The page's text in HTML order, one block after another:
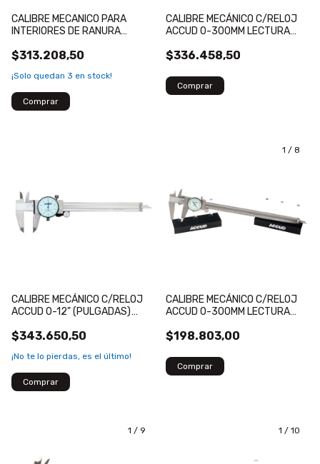
CALIBRE MECANICO PARA
INTERIORES DE RANURA
0.02MM
$313.208,50
¡Solo quedan 3 en stock!
CALIBRE MECÁNICO C/RELOJ
ACCUD 0-300MM LECTURA
$336.458,50
CALIBRE MECÁNICO C/RELOJ
ACCUD 0-12" (PULGADAS)
$343.650,50
¡No te lo pierdas, es el último!
1 / 8
CALIBRE MECÁNICO C/RELOJ
ACCUD 0-300MM LECTURA
$198.803,00
1 / 9 1 / 10